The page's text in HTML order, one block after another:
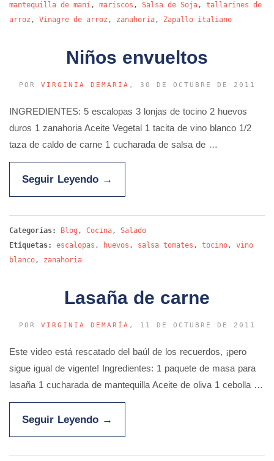
mantequilla de maní, mariscos , Salsa de Soja, tallarines de
arroz , Vinagre de arroz , zanahoria, Zapallo italiano
Niños envueltos
POR VIRGINIA DEMARÍA , 30 DE OCTUBRE DE 2011
INGREDIENTES: 5 escalopas 3 lonjas de tocino 2 huevos
duros 1 zanahoria Aceite Vegetal 1 tacita de vino blanco 1/2
taza de caldo de carne 1 cucharada de salsa de …
Seguir Leyendo →
Categorías: Blog , Cocina, Salado
Etiquetas:
escalopas , huevos , salsa tomates , tocino, vino
blanco, zanahoria
Lasaña de carne
POR VIRGINIA DEMARÍA , 11 DE OCTUBRE DE 2011
Este video está rescatado del baúl de los recuerdos, ¡pero
sigue igual de vigente! Ingredientes: 1 paquete de masa para
lasaña 1 cucharada de mantequilla Aceite de oliva 1 cebolla …
Seguir Leyendo →